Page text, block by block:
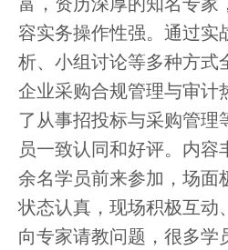
容实务操作性强。通过实
析、小组讨论等多种方式
企业采购合规管理与审计
了从事招投标与采购管理
员一致认同和好评。内容
余名学员前来参加，场面
状态认真，现场积极互动
向专家请教问题，很多学